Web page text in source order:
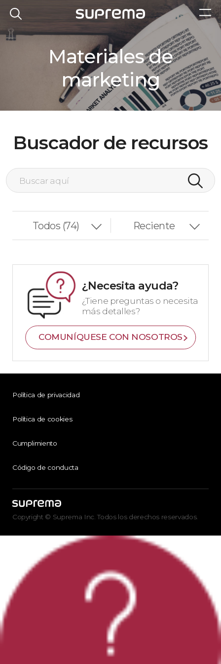
Materiales de
marketing
Buscador de recursos
¿Necesita ayuda?
¿Tiene preguntas o necesita
más detalles?
COMUNÍQUESE CON NOSOTROS
Política de privacidad
Política de cookies
Cumplimiento
Código de conducta
Copyright © Suprema Inc. Todos los derechos reservados.